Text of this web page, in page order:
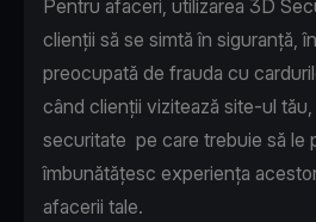
Pentru afaceri, utilizarea 3D
clienții să se simtă în siguranță,
preocupată de frauda cu
când clienții vizitează site-ul tău,
securitate pe care trebuie să le
îmbunătățesc experiența
afacerii tale.